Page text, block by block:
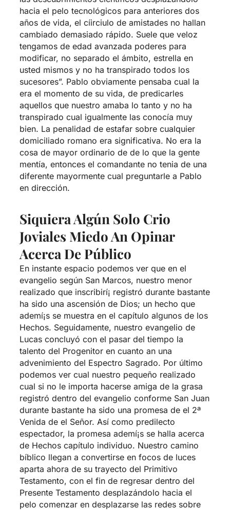
hacia el pelo tecnológicos para anteriores dos
años de vida, el cí­irciulo de amistades no hallan
cambiado demasiado rápido. Suele que veloz
tengamos de edad avanzada poderes para
modificar, no separado el ámbito, estrella en
usted mismos y no ha transpirado todos los
sucesores”. Pablo obviamente pensaba cual la
era el momento de su vida, de predicarles
aquellos que nuestro amaba lo tanto y no ha
transpirado cual igualmente las conocía muy
bien. La penalidad de estafar sobre cualquier
domiciliado romano era significativa. No era la
cosa de mayor ordinario de de lo que la gente
mentía, entonces el comandante no tenia de una
diferente mayormente cual preguntarle a Pablo
en dirección.
Siquiera Algún Solo Crio
Joviales Miedo An Opinar
Acerca De Público
En instante espacio podemos ver que en el
evangelio según San Marcos, nuestro menor
realizado que inscribirí¡ registró durante bastante
ha sido una ascensión de Dios; un hecho que
ademí¡s se muestra en el capítulo algunos de los
Hechos. Seguidamente, nuestro evangelio de
Lucas concluyó con el pasar del tiempo la
talento del Progenitor en cuanto an una
advenimiento del Espectro Sagrado. Por último
podemos ver cual nuestro pequeño realizado
cual si no le importa hacerse amiga de la grasa
registró dentro del evangelio conforme San Juan
durante bastante ha sido una promesa de el 2ª
Venida de el Señor. Así­ como predilecto
espectador, la promesa ademí¡s se halla acerca
de Hechos capítulo individuo. Nuestro camino
bíblico llegan a convertirse en focos de luces
aparta ahora de su trayecto del Primitivo
Testamento, con el fin de regresar dentro del
Presente Testamento desplazándolo hacia el
pelo comenzar en desplazarse las redes sobre